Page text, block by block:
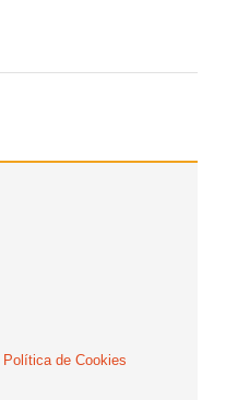
Política de Cookies